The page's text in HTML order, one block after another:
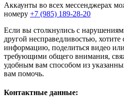
Аккаунты во всех мессенджерах
номеру +7 (985) 189-28-20
Если вы столкнулись с
другой несправедливостью,
информацию, поделиться видео
требующими общего внимания,
удобным вам способом из
вам помочь.
Контактные данные: